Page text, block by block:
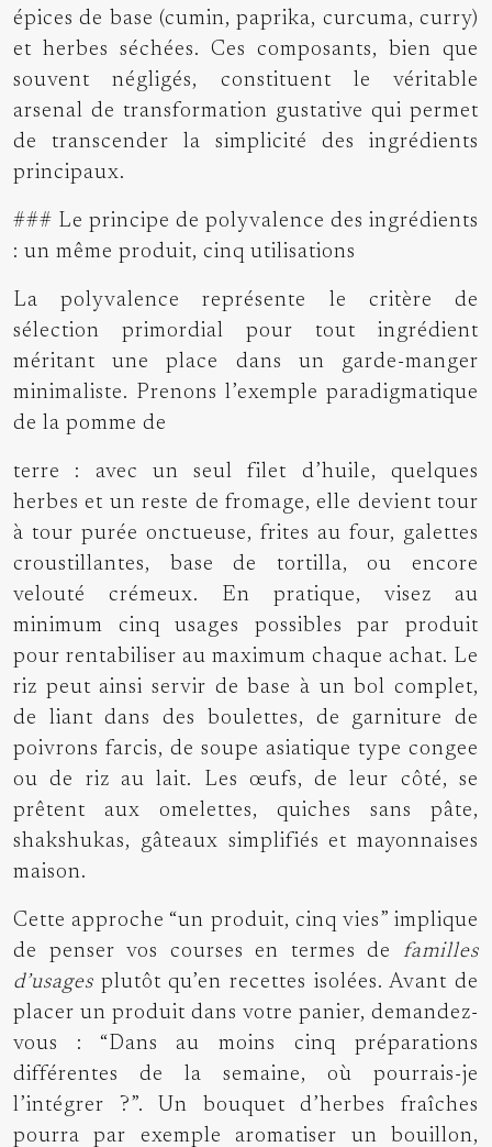
épices de base (cumin, paprika, curcuma, curry)
et herbes séchées. Ces composants, bien que
souvent négligés, constituent le véritable
arsenal de transformation gustative qui permet
de transcender la simplicité des ingrédients
principaux.
### Le principe de polyvalence des ingrédients
: un même produit, cinq utilisations
La polyvalence représente le critère de
sélection primordial pour tout ingrédient
méritant une place dans un garde-manger
minimaliste. Prenons l’exemple paradigmatique
de la pomme de
terre : avec un seul filet d’huile, quelques
herbes et un reste de fromage, elle devient tour
à tour purée onctueuse, frites au four, galettes
croustillantes, base de tortilla, ou encore
velouté crémeux. En pratique, visez au
minimum cinq usages possibles par produit
pour rentabiliser au maximum chaque achat. Le
riz peut ainsi servir de base à un bol complet,
de liant dans des boulettes, de garniture de
poivrons farcis, de soupe asiatique type congee
ou de riz au lait. Les œufs, de leur côté, se
prêtent aux omelettes, quiches sans pâte,
shakshukas, gâteaux simplifiés et mayonnaises
maison.
Cette approche “un produit, cinq vies” implique
de penser vos courses en termes de familles
d’usages plutôt qu’en recettes isolées. Avant de
placer un produit dans votre panier, demandez-
vous : “Dans au moins cinq préparations
différentes de la semaine, où pourrais-je
l’intégrer ?”. Un bouquet d’herbes fraîches
pourra par exemple aromatiser un bouillon,